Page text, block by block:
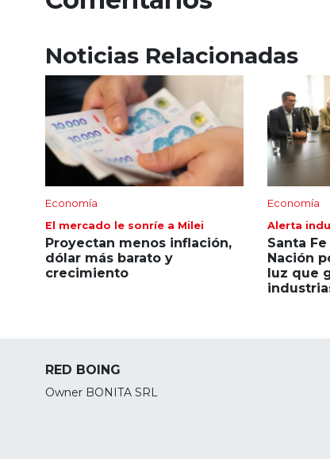
Noticias Relacionadas
Economía
El mercado le sonríe a Milei
Proyectan menos inflación,
dólar más barato y
crecimiento
Economía
Alerta
Santa
Nación
luz que
RED BOING
Owner BONITA SRL